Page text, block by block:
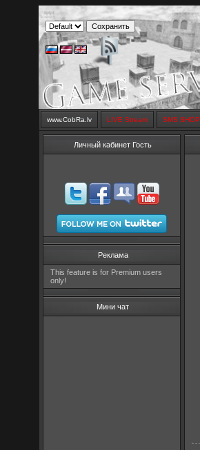
www.CobRa.lv LIVE Stream SMS SHOP
Личный кабинет Гость
Реклама
This feature is for Premium users
only!
Мини чат